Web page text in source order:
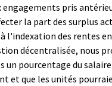
engagements pris
la part des surplus
l'indexation des rentes
décentralisée, nous
un pourcentage du salaire
et que les unités